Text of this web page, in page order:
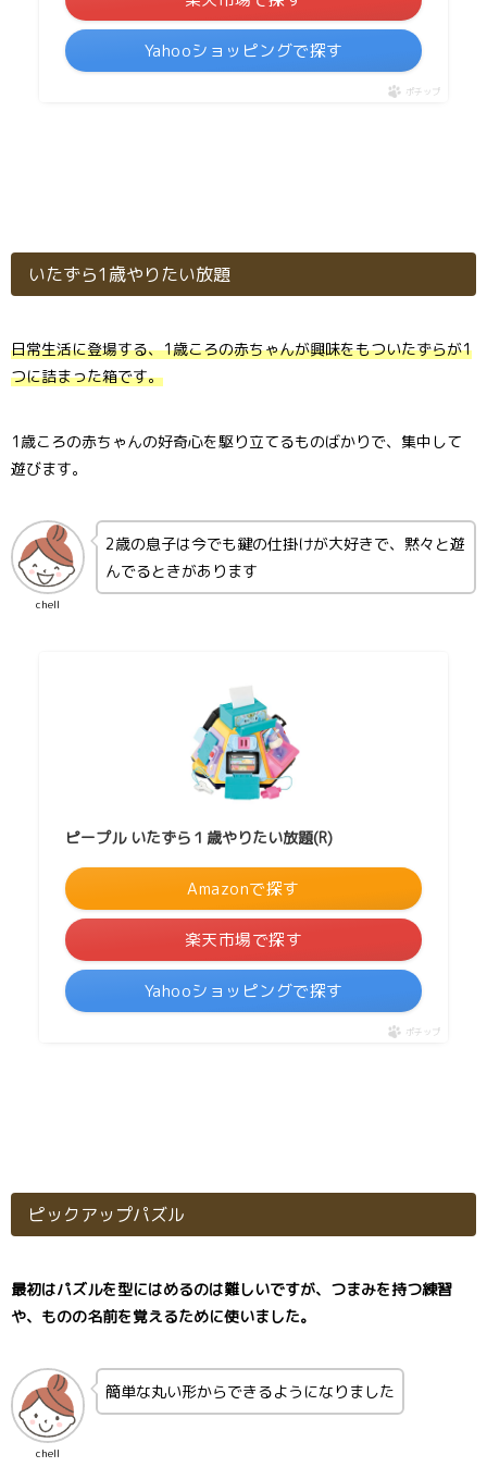
Yahooショッピングで探す
ポチップ
いたずら1歳やりたい放題
日常生活に登場する、1歳ころの赤ちゃんが興味をもついたずらが1
つに詰まった箱です。
1歳ころの赤ちゃんの好奇心を駆り立てるものばかりで、集中して
遊びます。
chell
2歳の息子は今でも鍵の仕掛けが大好きで、黙々と遊
んでるときがあります
ピープル いたずら１歳やりたい放題(R)
Amazonで探す
楽天市場で探す
Yahooショッピングで探す
ポチップ
ピックアップパズル
最初はパズルを型にはめるのは難しいですが、つまみを持つ練習
や、ものの名前を覚えるために使いました。
chell
簡単な丸い形からできるようになりました